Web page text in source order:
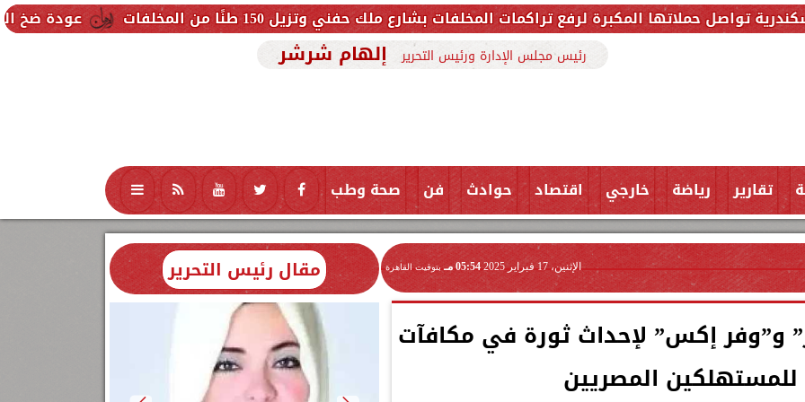
عودة ضخ المياه تدريجيًا لرفع تراكمات المخلفات بشارع ملك حفني وتزيل 150 طنًا من المخلفات
رئيس مجلس الإدارة ورئيس التحرير إلهام شرشر
تقارير رياضة خارجي اقتصاد حوادث فن صحة وطب تكنولوجيا منوعات محافظات
الإثنين، 17 فبراير 2025 05:54 مـ بتوقيت القاهرة
و”وفر إكس” لإحداث ثورة في مكافآت
المصريين
مقال رئيس التحرير